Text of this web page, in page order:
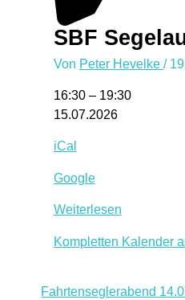
SBF
Von Peter Hevelke /
SBF
Segelausbildung
16:30 – 19:30
15.07.2026
iCal
Google
Weiterlesen
Kompletten Kalender
Fahrtenseglerabend